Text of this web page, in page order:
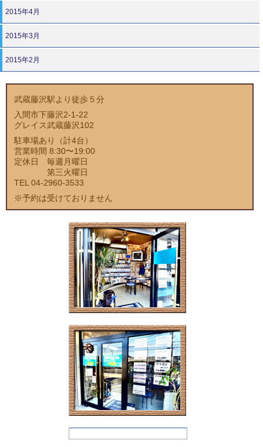
2015年4月
2015年3月
2015年2月
武蔵藤沢駅より徒歩５分
入間市下藤沢2-1-22
グレイス武蔵藤沢102
駐車場あり（計4台）
営業時間 8:30〜19:00
定休日 毎週月曜日
第三火曜日
TEL 04-2960-3533
※予約は受けておりません